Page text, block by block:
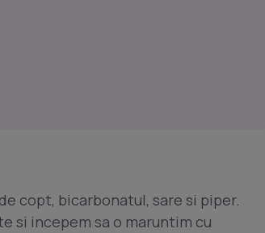
copt, bicarbonatul, sare si piper.
si incepem sa o maruntim cu